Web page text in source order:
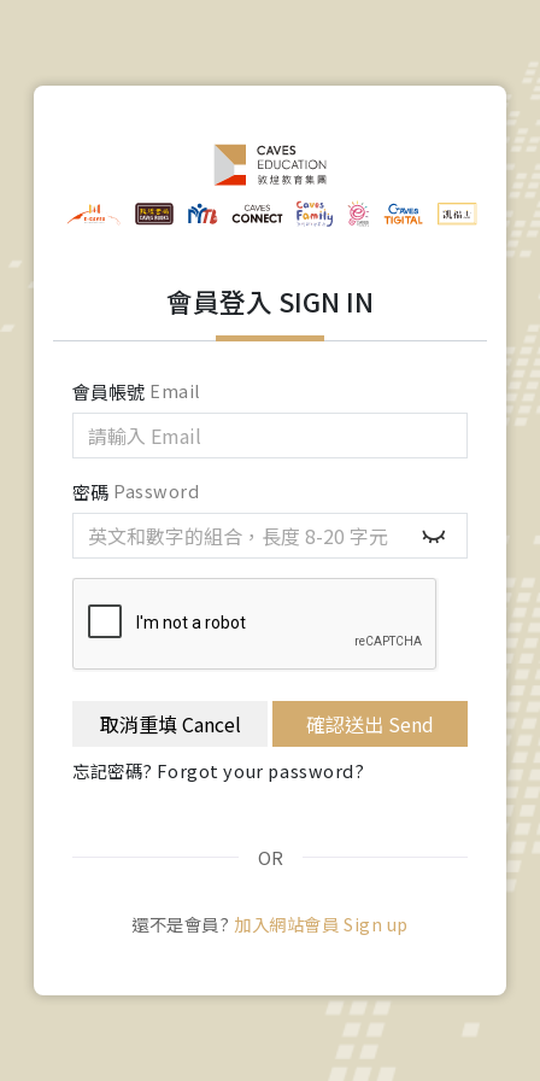
會員登入 SIGN IN
會員帳號 Email
密碼 Password
取消重填 Cancel 確認送出 Send
忘記密碼? Forgot your password?
OR
還不是會員? 加入網站會員 Sign up